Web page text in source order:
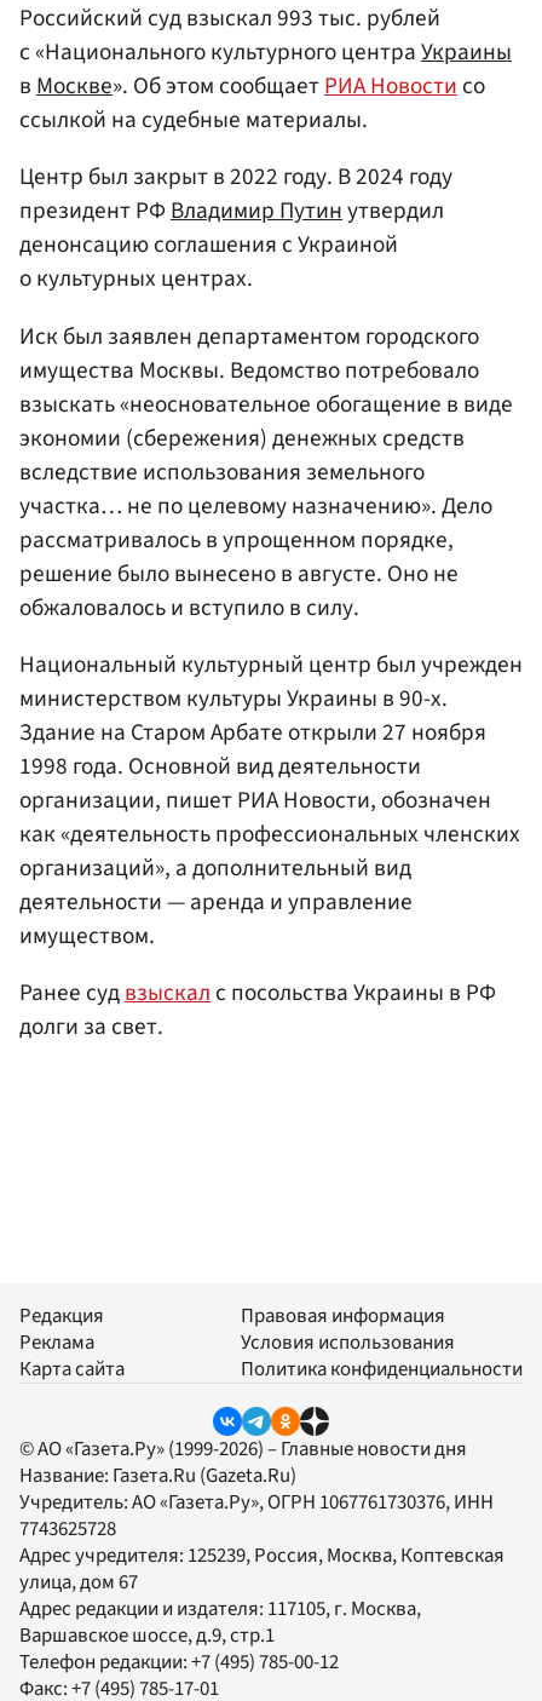
Российский суд взыскал 993 тыс. рублей
с «Национального культурного центраУкраины
вМоскве». Об этом сообщаетРИА Новостисо
ссылкой на судебные материалы.
Центр был закрыт в 2022 году. В 2024 году
президент РФВладимир Путинутвердил
денонсацию соглашения с Украиной
о культурных центрах.
Иск был заявлен департаментом городского
имущества Москвы. Ведомство потребовало
взыскать «неосновательное обогащение в виде
экономии (сбережения) денежных средств
вследствие использования земельного
участка… не по целевому назначению». Дело
рассматривалось в упрощенном порядке,
решение было вынесено в августе. Оно не
обжаловалось и вступило в силу.
Национальный культурный центр был учрежден
министерством культуры Украины в 90-х.
Здание на Старом Арбате открыли 27 ноября
1998 года. Основной вид деятельности
организации, пишет РИА Новости, обозначен
как «деятельность профессиональных членских
организаций», а дополнительный вид
деятельности — аренда и управление
имуществом.
Ранее судвзыскалс посольства Украины в РФ
долги за свет.
Редакция
Реклама
Карта сайта
Правовая информация
Условия использования
Политика конфиденциальности
© АО «Газета.Ру» (1999-2026) – Главные новости дня
Название: Газета.Ru (Gazeta.Ru)
Учредитель:АО «Газета.Ру», ОГРН 1067761730376, ИНН
7743625728
Адрес учредителя: 125239, Россия, Москва, Коптевская
улица, дом 67
Адрес редакции и издателя: 117105, г. Москва,
Варшавское шоссе, д.9, стр.1
Телефон редакции:+7 (495) 785-00-12
Факс:+7 (495) 785-17-01